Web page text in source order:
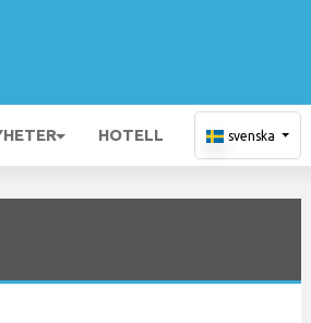
HOTELL svenska